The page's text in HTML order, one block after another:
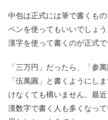
中包は正式には筆で書くも
ペンを使ってもいいでしょ
漢字を使って書くのが正式で
「三万円」だったら、「参
「伍萬圓」と書くようにし
けなくても構いません。最
漢数字で書く人も多くなっ